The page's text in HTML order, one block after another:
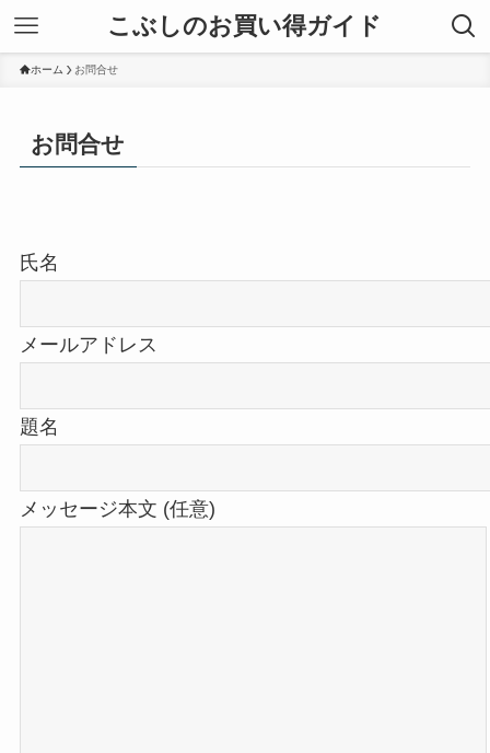
こぶしのお買い得ガイド
ホーム お問合せ
お問合せ
氏名
メールアドレス
題名
メッセージ本文 (任意)